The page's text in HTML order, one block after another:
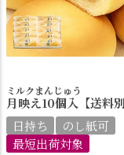
ミルクまんじゅう
月映え10個入【送料別
日持ち
のし紙可
最短出荷対象